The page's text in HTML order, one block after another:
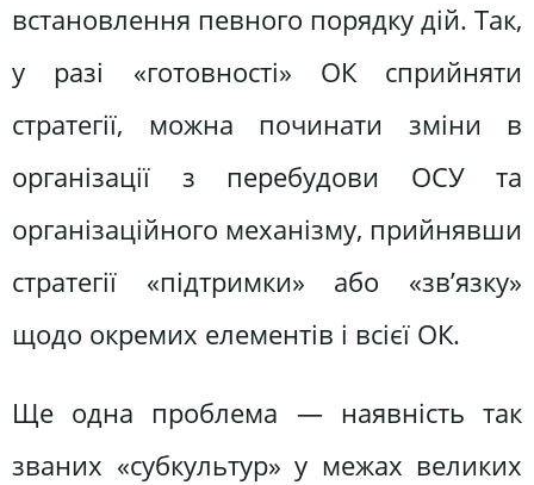
встановлення певного порядку дій. Так,
у разі «готовності» ОК сприйняти
стратегії, можна починати зміни в
організації з перебудови ОСУ та
організаційного механізму, прийнявши
стратегії «підтримки» або «зв’язку»
щодо окремих елементів і всієї ОК.
Ще одна проблема — наявність так
званих «субкультур» у межах великих